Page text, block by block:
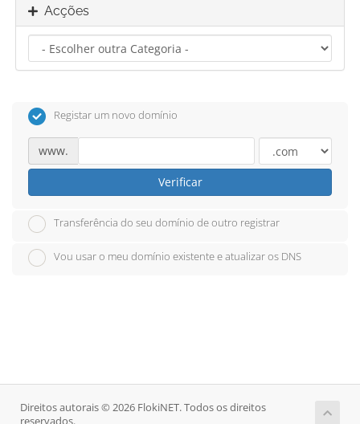
Acções
Registar um novo domínio
www.
Verificar
Transferência do seu domínio de outro registrar
Vou usar o meu domínio existente e atualizar os DNS
Direitos autorais © 2026 FlokiNET. Todos os direitos
reservados.